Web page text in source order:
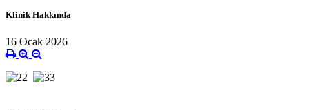
Klinik Hakkında
16 Ocak 2026